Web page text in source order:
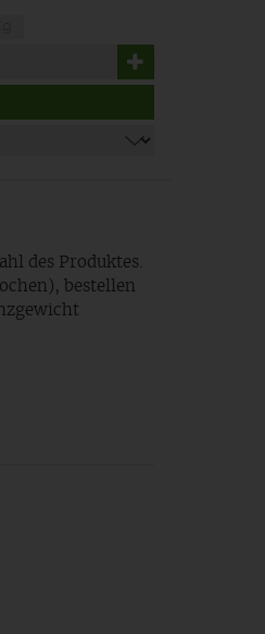
des Produktes.
bestellen